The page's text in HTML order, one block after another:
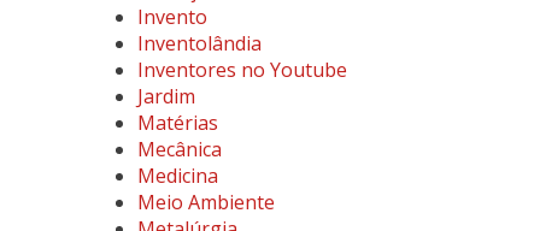
Invento
Inventolândia
Inventores no Youtube
Jardim
Matérias
Mecânica
Medicina
Meio Ambiente